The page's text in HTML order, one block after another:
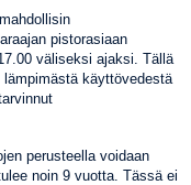
pistorasiaan
väliseksi ajaksi. Tällä
käyttövedestä
perusteella voidaan
noin 9 vuotta. Tässä ei